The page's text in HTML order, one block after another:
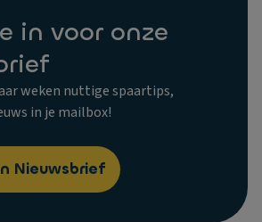
in voor onze
weken nuttige spaartips,
in je mailbox!
Nieuwsbrief